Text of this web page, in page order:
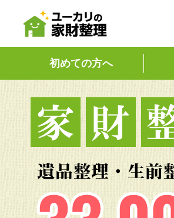
初めての方へ